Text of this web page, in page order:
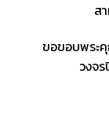
ส
ขอขอบพระ
วงจ